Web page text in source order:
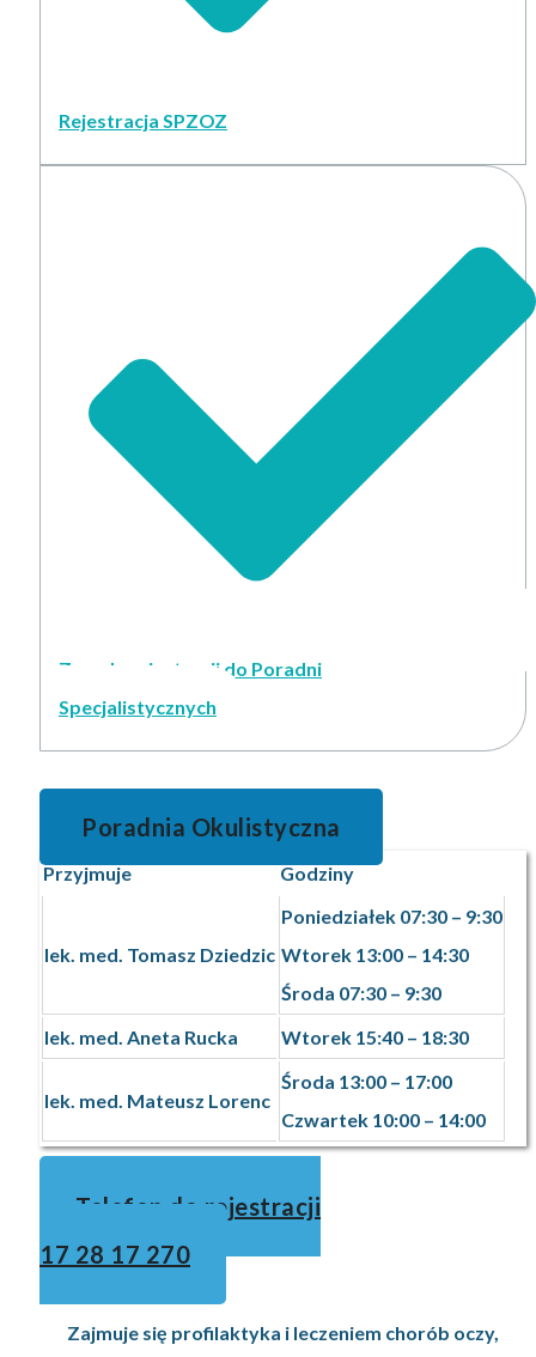
Rejestracja SPZOZ
Zasady rejestracji do Poradni
Specjalistycznych
Poradnia Okulistyczna
Przyjmuje Godziny
lek. med. Tomasz Dziedzic
Poniedziałek 07:30 – 9:30
Wtorek 13:00 – 14:30
Środa 07:30 – 9:30
lek. med. Aneta Rucka
Wtorek 15:40 – 18:30
lek. med. Mateusz Lorenc
Środa 13:00 – 17:00
Czwartek 10:00 – 14:00
Telefon do rejestracji
17 28 17 270
Zajmuje się profilaktyka i leczeniem chorób oczy,